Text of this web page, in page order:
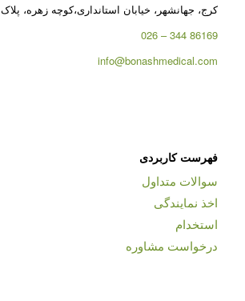
کرج، جهانشهر، خیابان استانداری،کوچه زهره، پلاک 37
86169 344 – 026
info@bonashmedical.com
فهرست کاربردی
سوالات متداول
اخذ نمایندگی
استخدام
درخواست مشاوره